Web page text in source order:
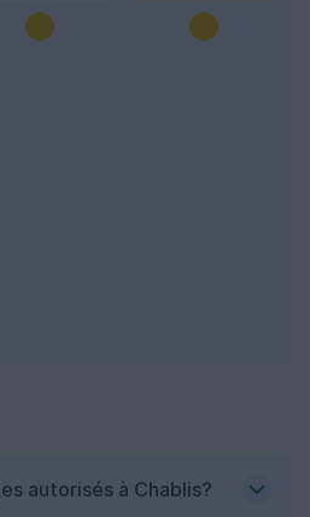
autorisés à Chablis?